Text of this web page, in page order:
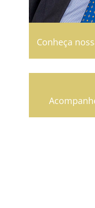
Conheça